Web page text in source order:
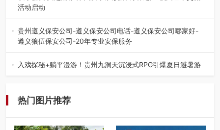
活动启动
七月的贵阳，清风送爽，第四届“爽爽贵阳·青春之声”校园管
弦乐（合唱）艺术交流活动…
贵州遵义保安公司-遵义保安公司电话-遵义保安公司哪家好-
遵义狼伍保安公司-20年专业安保服务
在遵义，不管是企业园区运营、小区物业管理、建筑工地施
工、商业商场经营，还是举办各…
入戏探秘+躺平漫游！贵州九洞天沉浸式RPG引爆夏日避暑游
热门图片推荐